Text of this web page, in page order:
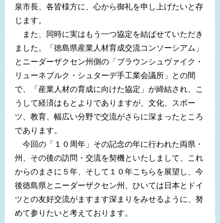
泉市長、各皆様方に、心から御礼を申し上げたいと存
じます。
また、同時に実はもう一つ協定を結ばせていただき
ました。「徳島県産業人材育成交流コンソーシアム」
とニーダーザクセン州側の「ブラウンシュヴァイク・
リューネブルク・シュターデ手工業会議所」との間
で、「産業人材の育成に向けた協定」が締結され、こ
うして経済はもとよりでありますが、文化、スポー
ツ、教育、幅広い分野で交流がさらに深まったところ
であります。
今回の「１０周年」その記念の年に行われた両県・
州、その後の訪問・交流を契機といたしまして、これ
からのまさに５年、そして１０年こちらを展望し、今
後徳島県とニーダーザクセン州、ひいては日本とドイ
ツとの友好交流がますます深まりをみせるように、努
めて参りたいと考えております。